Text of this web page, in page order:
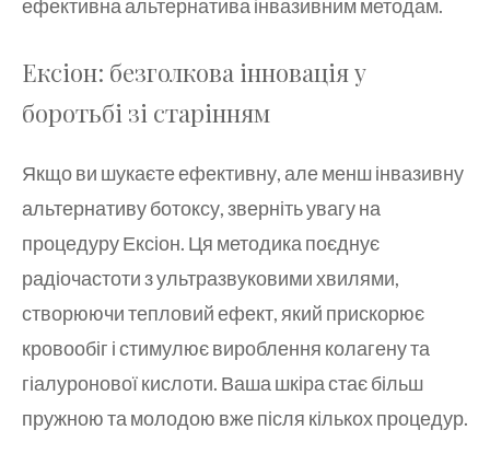
ефективна альтернатива інвазивним методам.
Ексіон: безголкова інновація у
боротьбі зі старінням
Якщо ви шукаєте ефективну, але менш інвазивну
альтернативу ботоксу, зверніть увагу на
процедуру Ексіон. Ця методика поєднує
радіочастоти з ультразвуковими хвилями,
створюючи тепловий ефект, який прискорює
кровообіг і стимулює вироблення колагену та
гіалуронової кислоти. Ваша шкіра стає більш
пружною та молодою вже після кількох процедур.